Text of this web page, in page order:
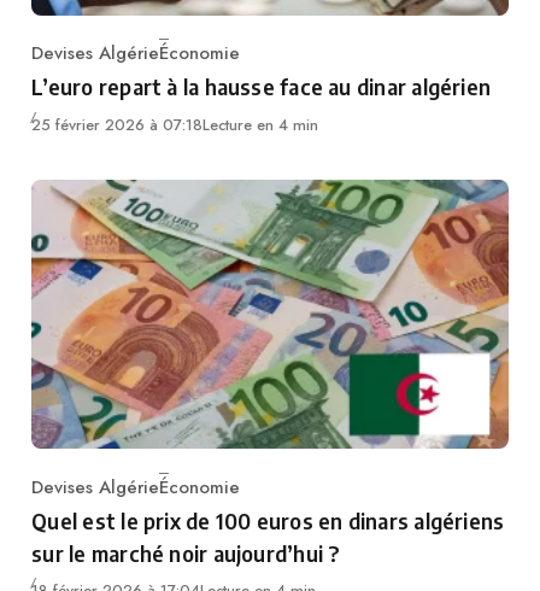
Category
Devises AlgérieÉconomie
L’euro repart à la hausse face au dinar algérien
25 février 2026 à 07:18Lecture en 4 min
Category
Devises AlgérieÉconomie
Quel est le prix de 100 euros en dinars algériens
sur le marché noir aujourd’hui ?